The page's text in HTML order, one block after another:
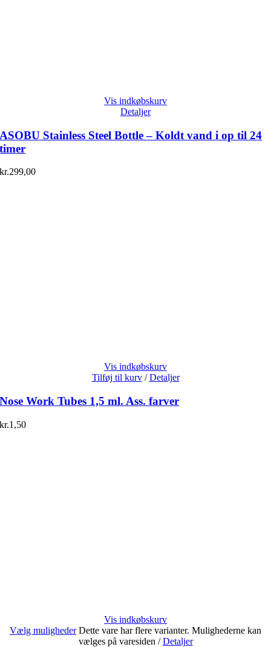
Vis indkøbskurv
Detaljer
ASOBU Stainless Steel Bottle – Koldt vand i op til 24
timer
kr.299,00
Vis indkøbskurv
Tilføj til kurv / Detaljer
Nose Work Tubes 1,5 ml. Ass. farver
kr.1,50
Vis indkøbskurv
Vælg muligheder Dette vare har flere varianter. Mulighederne kan
vælges på varesiden / Detaljer